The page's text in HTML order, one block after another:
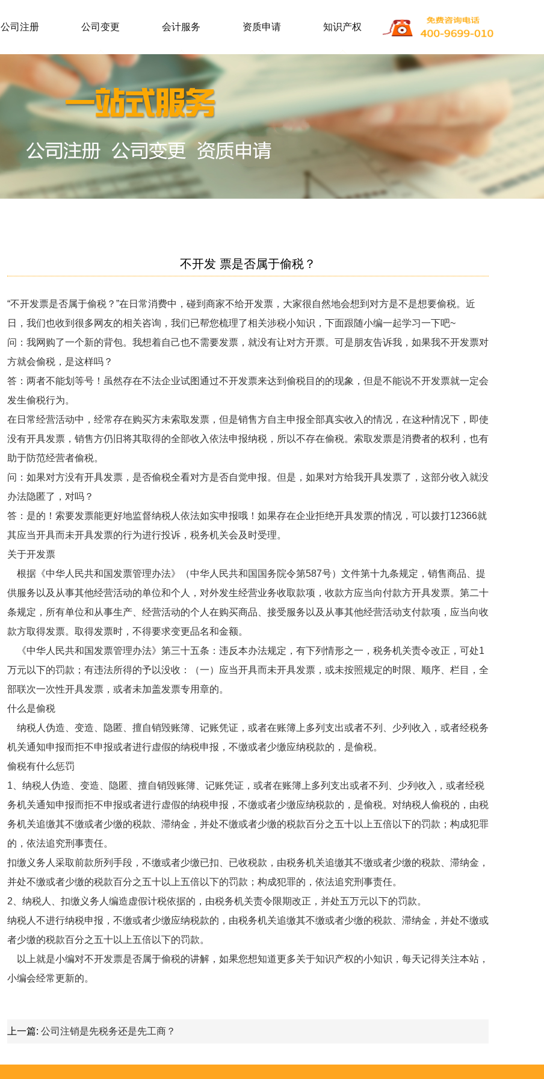
公司注册 公司变更 会计服务 资质申请 知识产权
不开发 票是否属于偷税？
“不开发票是否属于偷税？”在日常消费中，碰到商家不给开发票，大家很自然地会想到对方是不是想要偷税。近
日，我们也收到很多网友的相关咨询，我们已帮您梳理了相关涉税小知识，下面跟随小编一起学习一下吧~
问：我网购了一个新的背包。我想着自己也不需要发票，就没有让对方开票。可是朋友告诉我，如果我不开发票对
方就会偷税，是这样吗？
答：两者不能划等号！虽然存在不法企业试图通过不开发票来达到偷税目的的现象，但是不能说不开发票就一定会
发生偷税行为。
在日常经营活动中，经常存在购买方未索取发票，但是销售方自主申报全部真实收入的情况，在这种情况下，即使
没有开具发票，销售方仍旧将其取得的全部收入依法申报纳税，所以不存在偷税。索取发票是消费者的权利，也有
助于防范经营者偷税。
问：如果对方没有开具发票，是否偷税全看对方是否自觉申报。但是，如果对方给我开具发票了，这部分收入就没
办法隐匿了，对吗？
答：是的！索要发票能更好地监督纳税人依法如实申报哦！如果存在企业拒绝开具发票的情况，可以拨打12366就
其应当开具而未开具发票的行为进行投诉，税务机关会及时受理。
关于开发票
根据《中华人民共和国发票管理办法》（中华人民共和国国务院令第587号）文件第十九条规定，销售商品、提
供服务以及从事其他经营活动的单位和个人，对外发生经营业务收取款项，收款方应当向付款方开具发票。第二十
条规定，所有单位和从事生产、经营活动的个人在购买商品、接受服务以及从事其他经营活动支付款项，应当向收
款方取得发票。取得发票时，不得要求变更品名和金额。
《中华人民共和国发票管理办法》第三十五条：违反本办法规定，有下列情形之一，税务机关责令改正，可处1
万元以下的罚款；有违法所得的予以没收：（一）应当开具而未开具发票，或未按照规定的时限、顺序、栏目，全
部联次一次性开具发票，或者未加盖发票专用章的。
什么是偷税
纳税人伪造、变造、隐匿、擅自销毁账簿、记账凭证，或者在账簿上多列支出或者不列、少列收入，或者经税务
机关通知申报而拒不申报或者进行虚假的纳税申报，不缴或者少缴应纳税款的，是偷税。
偷税有什么惩罚
1、纳税人伪造、变造、隐匿、擅自销毁账簿、记账凭证，或者在账簿上多列支出或者不列、少列收入，或者经税
务机关通知申报而拒不申报或者进行虚假的纳税申报，不缴或者少缴应纳税款的，是偷税。对纳税人偷税的，由税
务机关追缴其不缴或者少缴的税款、滞纳金，并处不缴或者少缴的税款百分之五十以上五倍以下的罚款；构成犯罪
的，依法追究刑事责任。
扣缴义务人采取前款所列手段，不缴或者少缴已扣、已收税款，由税务机关追缴其不缴或者少缴的税款、滞纳金，
并处不缴或者少缴的税款百分之五十以上五倍以下的罚款；构成犯罪的，依法追究刑事责任。
2、纳税人、扣缴义务人编造虚假计税依据的，由税务机关责令限期改正，并处五万元以下的罚款。
纳税人不进行纳税申报，不缴或者少缴应纳税款的，由税务机关追缴其不缴或者少缴的税款、滞纳金，并处不缴或
者少缴的税款百分之五十以上五倍以下的罚款。
以上就是小编对不开发票是否属于偷税的讲解，如果您想知道更多关于知识产权的小知识，每天记得关注本站，
小编会经常更新的。
上一篇: 公司注销是先税务还是先工商？